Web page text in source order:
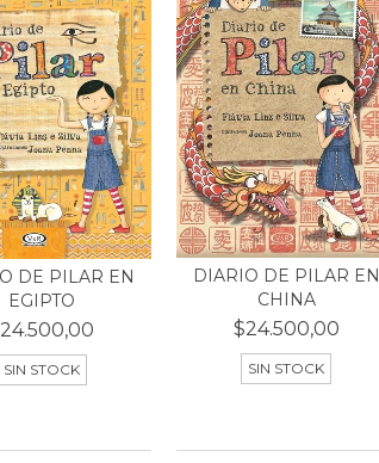
DE PILAR EN
EGIPTO
SIN STOCK
DIARIO DE PILAR EN
CHINA
$24.500,00
SIN STOCK